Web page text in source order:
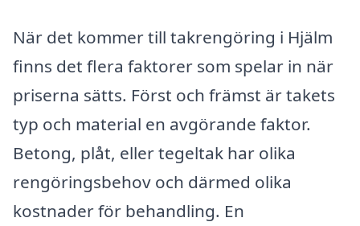
När det kommer till takrengöring i Hjälm
finns det flera faktorer som spelar in när
priserna sätts. Först och främst är takets
typ och material en avgörande faktor.
Betong, plåt, eller tegeltak har olika
rengöringsbehov och därmed olika
kostnader för behandling. En